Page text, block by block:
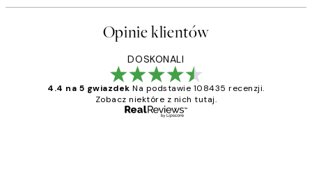
Opinie klientów
DOSKONALI
4.4 na 5 gwiazdek Na podstawie 108435 recenzji.
Zobacz niektóre z nich tutaj.